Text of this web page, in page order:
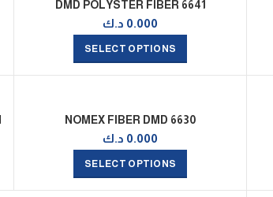
6641 DMD POLYSTER FIBER
0.000 د.ك
SELECT OPTIONS
NOMEX FIBER DMD 6630
0.000 د.ك
SELECT OPTIONS